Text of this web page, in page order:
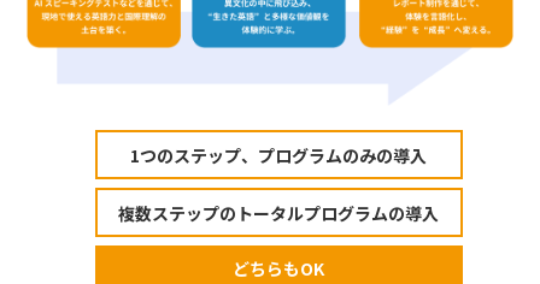
1つのステップ、プログラムのみの導入
複数ステップのトータルプログラムの導入
どちらもOK